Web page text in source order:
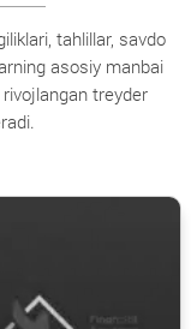
tahlillar, savdo
asosiy manbai
treyder